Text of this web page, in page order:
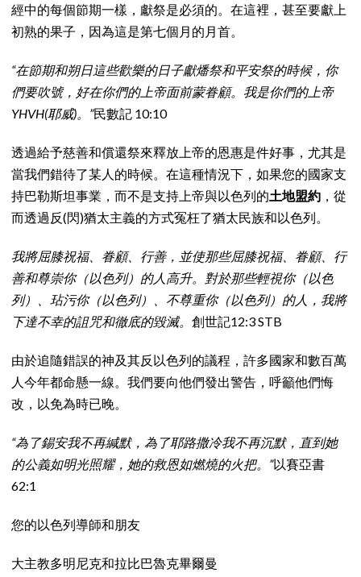
經中的每個節期一樣，獻祭是必須的。在這裡，甚至要獻上
初熟的果子，因為這是第七個月的月首。
“在節期和朔日這些歡樂的日子獻燔祭和平安祭的時候，你
們要吹號，好在你們的上帝面前蒙眷顧。我是你們的上帝
YHVH(耶威)。”民數記 10:10
透過給予慈善和償還祭來釋放上帝的恩惠是件好事，尤其是
當我們錯待了某人的時候。在這種情況下，如果您的國家支
持巴勒斯坦事業，而不是支持上帝與以色列的土地盟約 ，從
而透過反(閃)猶太主義的方式冤枉了猶太民族和以色列。
我將屈膝祝福、眷顧、行善，並使那些屈膝祝福、眷顧、行
善和尊崇你（以色列）的人高升。對於那些輕視你（以色
列）、玷污你（以色列）、不尊重你（以色列）的人，我將
下達不幸的詛咒和徹底的毀滅。 創世記12:3 STB
由於追隨錯誤的神及其反以色列的議程，許多國家和數百萬
人今年都命懸一線。我們要向他們發出警告，呼籲他們悔
改，以免為時已晚。
“為了錫安我不再緘默，為了耶路撒冷我不再沉默，直到她
的公義如明光照耀，她的救恩如燃燒的火把。”以賽亞書
62:1
您的以色列導師和朋友
大主教多明尼克和拉比巴魯克畢爾曼